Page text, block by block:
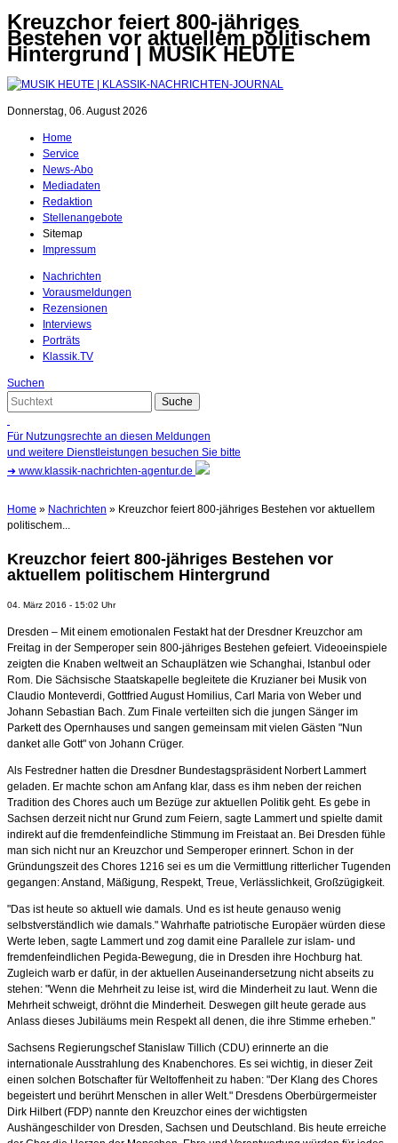
Kreuzchor feiert 800-jähriges
Bestehen vor aktuellem politischem
Hintergrund | MUSIK HEUTE
Donnerstag, 06. August 2026
Home
Service
News-Abo
Mediadaten
Redaktion
Stellenangebote
Sitemap
Impressum
Nachrichten
Vorausmeldungen
Rezensionen
Interviews
Porträts
Klassik.TV
Suchen
Für Nutzungsrechte an diesen Meldungen
und weitere Dienstleistungen besuchen Sie bitte
➜ www.klassik-nachrichten-agentur.de
Home » Nachrichten » Kreuzchor feiert 800-jähriges Bestehen vor aktuellem
politischem...
Kreuzchor feiert 800-jähriges Bestehen vor
aktuellem politischem Hintergrund
04. März 2016 - 15:02 Uhr
Dresden – Mit einem emotionalen Festakt hat der Dresdner Kreuzchor am
Freitag in der Semperoper sein 800-jähriges Bestehen gefeiert. Videoeinspiele
zeigten die Knaben weltweit an Schauplätzen wie Schanghai, Istanbul oder
Rom. Die Sächsische Staatskapelle begleitete die Kruzianer bei Musik von
Claudio Monteverdi, Gottfried August Homilius, Carl Maria von Weber und
Johann Sebastian Bach. Zum Finale verteilten sich die jungen Sänger im
Parkett des Opernhauses und sangen gemeinsam mit vielen Gästen "Nun
danket alle Gott" von Johann Crüger.
Als Festredner hatten die Dresdner Bundestagspräsident Norbert Lammert
geladen. Er machte schon am Anfang klar, dass es ihm neben der reichen
Tradition des Chores auch um Bezüge zur aktuellen Politik geht. Es gebe in
Sachsen derzeit nicht nur Grund zum Feiern, sagte Lammert und spielte damit
indirekt auf die fremdenfeindliche Stimmung im Freistaat an. Bei Dresden fühle
man sich nicht nur an Kreuzchor und Semperoper erinnert. Schon in der
Gründungszeit des Chores 1216 sei es um die Vermittlung ritterlicher Tugenden
gegangen: Anstand, Mäßigung, Respekt, Treue, Verlässlichkeit, Großzügigkeit.
"Das ist heute so aktuell wie damals. Und es ist heute genauso wenig
selbstverständlich wie damals." Wahrhafte patriotische Europäer würden diese
Werte leben, sagte Lammert und zog damit eine Parallele zur islam- und
fremdenfeindlichen Pegida-Bewegung, die in Dresden ihre Hochburg hat.
Zugleich warb er dafür, in der aktuellen Auseinandersetzung nicht abseits zu
stehen: "Wenn die Mehrheit zu leise ist, wird die Minderheit zu laut. Wenn die
Mehrheit schweigt, dröhnt die Minderheit. Deswegen gilt heute gerade aus
Anlass dieses Jubiläums mein Respekt all denen, die ihre Stimme erheben."
Sachsens Regierungschef Stanislaw Tillich (CDU) erinnerte an die
internationale Ausstrahlung des Knabenchores. Es sei wichtig, in dieser Zeit
einen solchen Botschafter für Weltoffenheit zu haben: "Der Klang des Chores
begeistert und berührt Menschen in aller Welt." Dresdens Oberbürgermeister
Dirk Hilbert (FDP) nannte den Kreuzchor eines der wichtigsten
Aushängeschilder von Dresden, Sachsen und Deutschland. Bis heute erreiche